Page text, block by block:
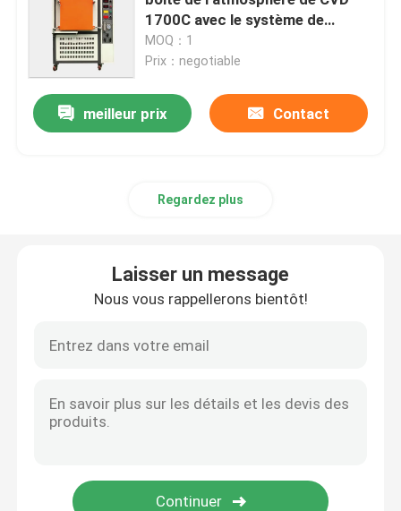
four de ceinture de maille
Four en forme de boîte
four de chariot
1700C avec le système de
refroidissement par l'eau
MOQ：1
Prix：negotiable
meilleur prix Contact
Regardez plus
Laisser un message
Nous vous rappellerons bientôt!